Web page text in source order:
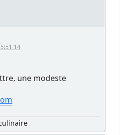
une modeste